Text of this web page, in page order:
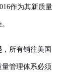
作为其新质量
，所有销往美国
管理体系必须